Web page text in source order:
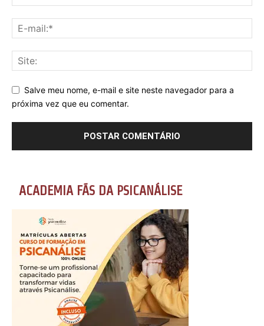
Salve meu nome, e-mail e site neste navegador para a
próxima vez que eu comentar.
ACADEMIA FÃS DA PSICANÁLISE